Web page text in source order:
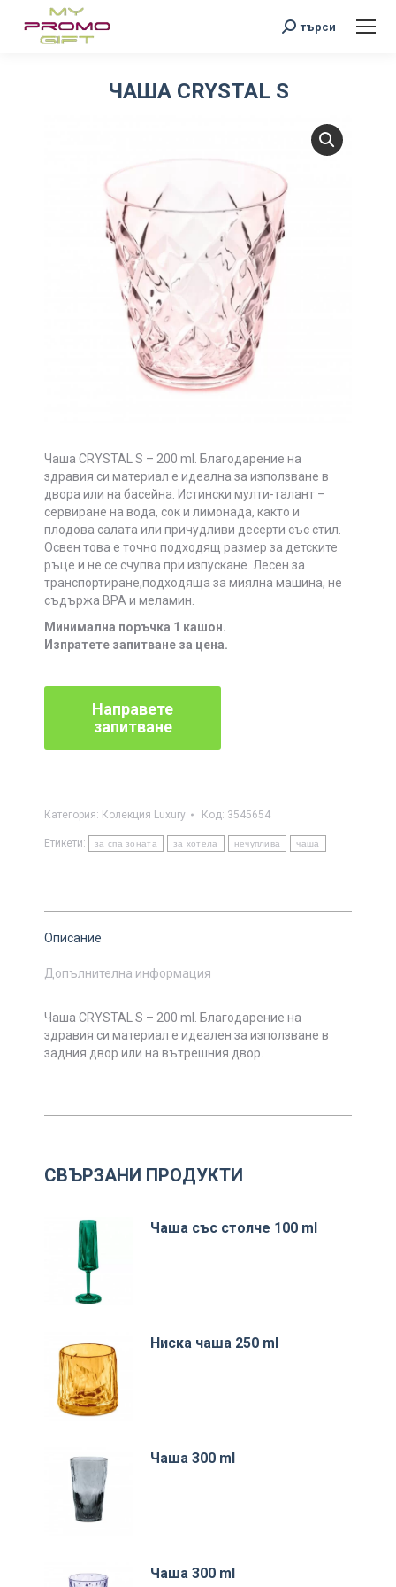
Search:
търси
ЧАША CRYSTAL S
Чаша CRYSTAL S – 200 ml. Благодарение на
здравия си материал е идеална за използване в
двора или на басейна. Истински мулти-талант –
сервиране на вода, сок и лимонада, както и
плодова салата или причудливи десерти със стил.
Освен това е точно подходящ размер за детските
ръце и не се счупва при изпускане. Лесен за
транспортиране,подходяща за миялна машина, не
съдържа BPA и меламин.
Минимална поръчка 1 кашон.
Изпратете запитване за цена.
Категория: Колекция Luxury Код: 3545654
Етикети: за спа зоната за хотела нечуплива чаша
Описание
Допълнителна информация
Чаша CRYSTAL S – 200 ml. Благодарение на
здравия си материал е идеален за използване в
задния двор или на вътрешния двор.
СВЪРЗАНИ ПРОДУКТИ
Чаша със столче 100 ml
Ниска чаша 250 ml
Чаша 300 ml
Чаша 300 ml